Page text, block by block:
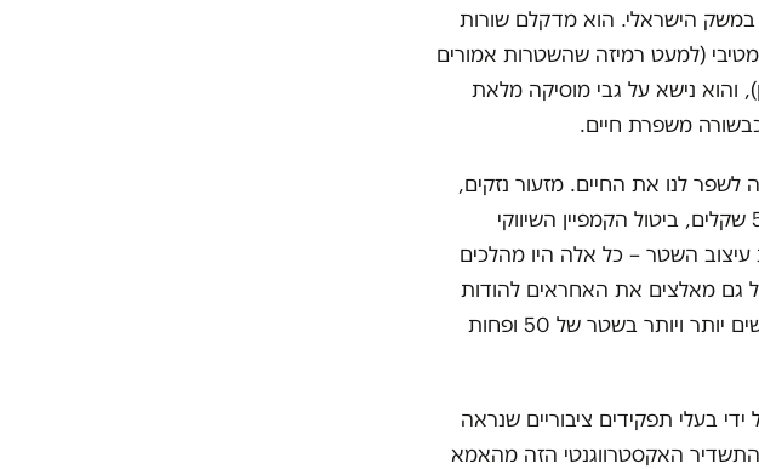
הישראלי. הוא מדקלם שורות
(למעט רמיזה שהשטרות אמורים
והוא נישא על גבי מוסיקה מלאת
משפרת חיים.
לנו את החיים. מזעור נזקים,
תדרוך הציבור בזיהוי ההבדלים בין שטר של 20 ל-50 שקלים, ביטול הקמפיין השיווקי
עיצוב השטר – כל אלה היו מהלכים
גם מאלצים את האחראים להודות
בטעות. ואתם תקבלו סרטון שמוכיח שאנשים משתמשים יותר ויותר בשטר של 50 ופחות
בעלי תפקידים ציבוריים שנראה
האקסטרווגנטי הזה מהאמא